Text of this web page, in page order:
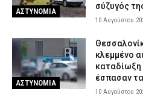
ΑΣΤΥΝΟΜΙΑ
σύζυγός
10 Αυγούστου
ΑΣΤΥΝΟΜΙΑ
κλεμμένο
καταδίωξη
έσπασαν τα
10 Αυγούστου